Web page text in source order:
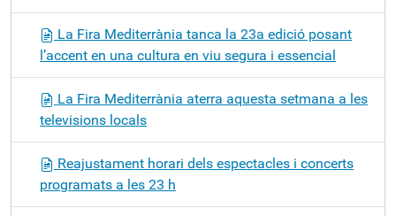
La Fira Mediterrània tanca la 23a edició posant
l’accent en una cultura en viu segura i essencial
La Fira Mediterrània aterra aquesta setmana a les
televisions locals
Reajustament horari dels espectacles i concerts
programats a les 23 h